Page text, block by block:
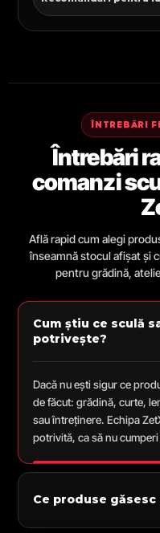
ÎNTREBĂRI
Întrebări
comanzi
Află rapid cum alegi
înseamnă stocul afișat și
pentru grădină,
Cum știu ce sculă
potrivește?
Dacă nu ești sigur ce
de făcut: grădină, curte,
sau întreținere. Echipa
potrivită, ca să nu
Ce produse găsesc